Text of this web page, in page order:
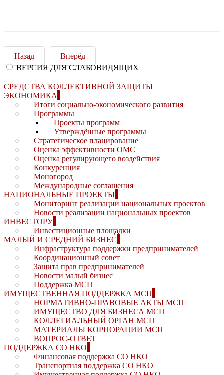
Назад
Вперёд
ВЕРСИЯ ДЛЯ СЛАБОВИДЯЩИХ
СРЕДСТВА КОЛЛЕКТИВНОЙ ЗАЩИТЫ
ЭКОНОМИКА
Итоги социально-экономического развития
Программы
Проекты программ
Утверждённые программы
Стратегическое планирование
Оценка эффективности ОМС
Оценка регулирующего воздействия
Конкуренция
Моногород
Международные соглашения
НАЦИОНАЛЬНЫЕ ПРОЕКТЫ
Мониторинг реализации национальных проектов
Новости реализации национальных проектов
ИНВЕСТОРУ
Инвестиционные площадки
МАЛЫЙ И СРЕДНИЙ БИЗНЕС
Инфраструктура поддержки предпринимателей
Координационный совет
Защита прав предпринимателей
Новости малый бизнес
Поддержка МСП
ИМУЩЕСТВЕННАЯ ПОДДЕРЖКА МСП
НОРМАТИВНО-ПРАВОВЫЕ АКТЫ МСП
ИМУЩЕСТВО ДЛЯ БИЗНЕСА МСП
КОЛЛЕГИАЛЬНЫЙ ОРГАН МСП
МАТЕРИАЛЫ КОРПОРАЦИИ МСП
ВОПРОС-ОТВЕТ
ПОДДЕРЖКА СО НКО
Финансовая поддержка СО НКО
Транспортная поддержка СО НКО